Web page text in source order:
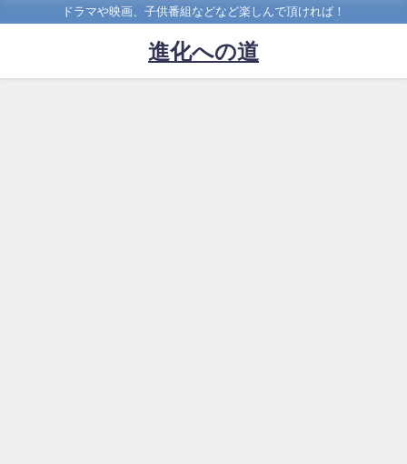
ドラマや映画、子供番組などなど楽しんで頂ければ！
進化への道